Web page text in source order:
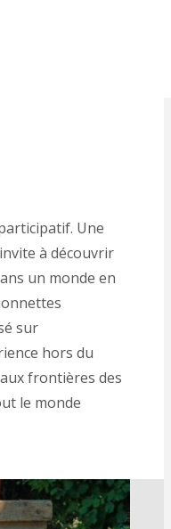
Une
à découvrir
un monde en
sur
hors du
frontières des
le monde